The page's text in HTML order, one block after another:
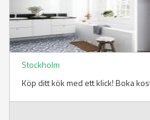
Stockholm
Köp ditt kök med ett klick! Boka